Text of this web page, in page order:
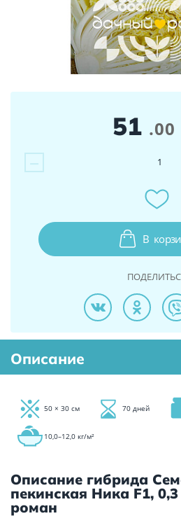
51 .00
− 1
В
Описание
50 × 30 см 70 дней
10,0–12,0 кг/м²
Описание гибрида
пекинская Ника F1,
роман